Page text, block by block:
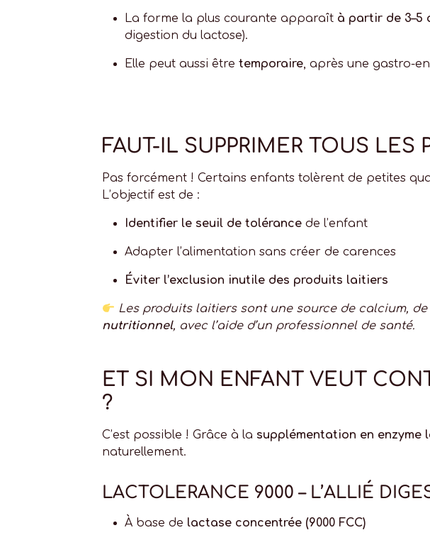
La forme la plus courante apparaît à partir de 3–5
digestion du lactose).
Elle peut aussi être temporaire, après une gastro-
FAUT-IL SUPPRIMER TOUS LES
Pas forcément ! Certains enfants tolèrent de petites
L’objectif est de :
Identifier le seuil de tolérance de l’enfant
Adapter l’alimentation sans créer de carences
Éviter l’exclusion inutile des produits laitiers
Les produits laitiers sont une source de calcium,
nutritionnel, avec l’aide d’un professionnel de santé.
ET SI MON ENFANT VEUT
?
C’est possible ! Grâce à la supplémentation en enzyme
naturellement.
LACTOLERANCE 9000 – L’ALLIÉ
À base de lactase concentrée (9000 FCC)